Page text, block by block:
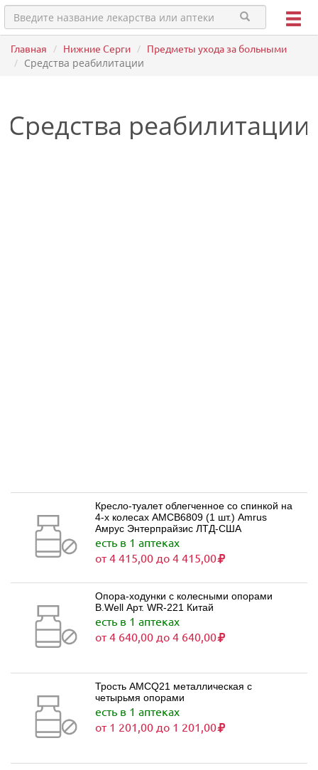
Главная Нижние Cерги Предметы ухода за больными
Средства реабилитации
Средства реабилитации
Кресло-туалет облегченное со спинкой на
4-х колесах AMCB6809 (1 шт.) Amrus
Амрус Энтерпрайзис ЛТД-США
есть в 1 аптеках
от 4 415,00 до 4 415,00
Опора-ходунки с колесными опорами
B.Well Арт. WR-221 Китай
есть в 1 аптеках
от 4 640,00 до 4 640,00
Трость AMCQ21 металлическая с
четырьмя опорами
есть в 1 аптеках
от 1 201,00 до 1 201,00